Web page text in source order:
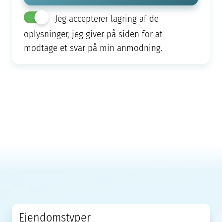
Jeg accepterer lagring af de
oplysninger, jeg giver på siden for at
modtage et svar på min anmodning.
Ejendomstyper